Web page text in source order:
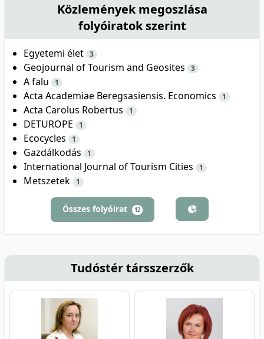
Közlemények megoszlása
folyóiratok szerint
Egyetemi élet 3
Geojournal of Tourism and Geosites 3
A falu 1
Acta Academiae Beregsasiensis. Economics 1
Acta Carolus Robertus 1
DETUROPE 1
Ecocycles 1
Gazdálkodás 1
International Journal of Tourism Cities 1
Metszetek 1
Összes folyóirat 12
Tudóstér társszerzők